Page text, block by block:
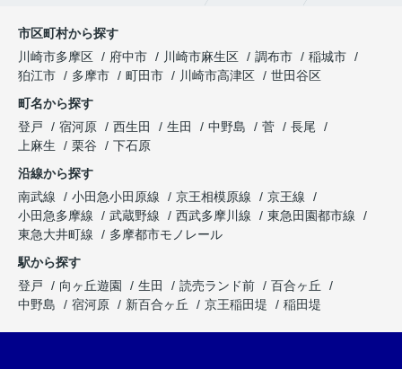
市区町村から探す
川崎市多摩区
府中市 川崎市麻生区 調布市
稲城市
狛江市
多摩市 町田市 川崎市高津区
世田谷区
町名から探す
登戸
宿河原 西生田 生田 中野島 菅
長尾
上麻生
栗谷
下石原
沿線から探す
南武線
小田急小田原線 京王相模原線
京王線
小田急多摩線
武蔵野線 西武多摩川線
東急田園都市線
東急大井町線
多摩都市モノレール
駅から探す
登戸
向ヶ丘遊園 生田 読売ランド前
百合ヶ丘
中野島
宿河原 新百合ヶ丘 京王稲田堤 稲田堤